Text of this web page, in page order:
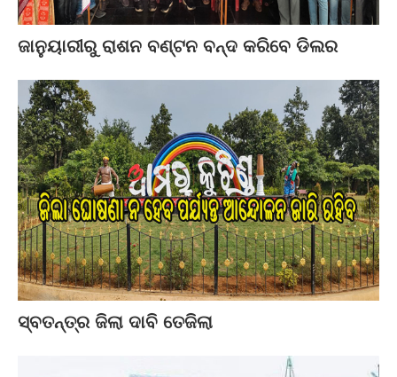
ଜାନୁୟାରୀରୁ ରାଶନ ବଣ୍ଟନ ବନ୍ଦ କରିବେ ଡିଲର
ସ୍ବତନ୍ତ୍ର ଜିଲା ଦାବି ତେଜିଲା